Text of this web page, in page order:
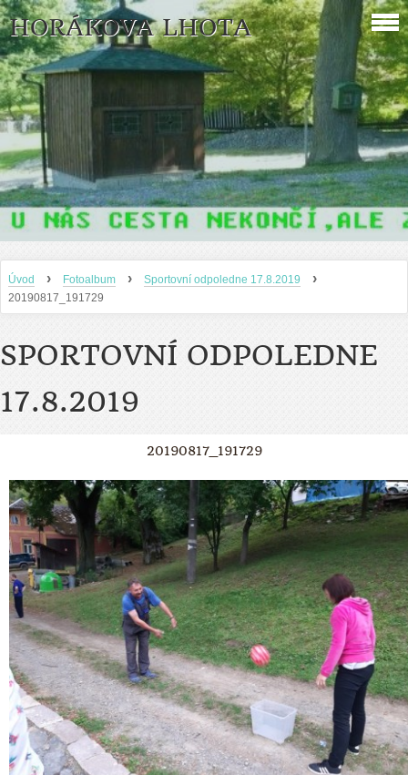
HORÁKOVA LHOTA
Úvod › Fotoalbum › Sportovní odpoledne 17.8.2019 ›
20190817_191729
SPORTOVNÍ ODPOLEDNE
17.8.2019
20190817_191729